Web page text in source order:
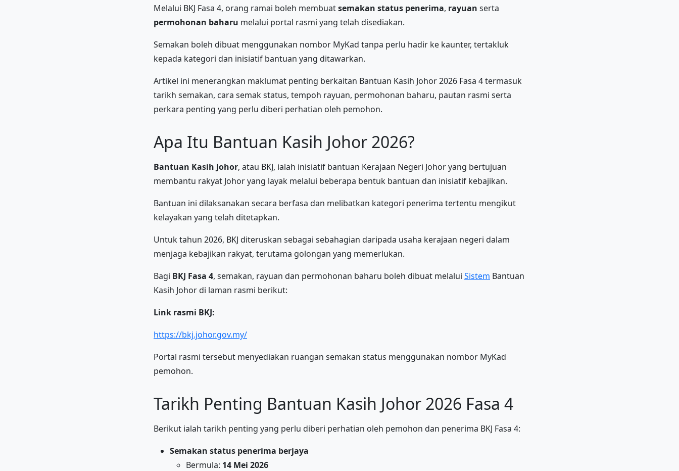
Melalui BKJ Fasa 4, orang ramai boleh membuatsemakan status penerima, rayuan serta
permohonan baharu melalui portal rasmi yang telah disediakan.
Semakan boleh dibuat menggunakan nombor MyKad tanpa perlu hadir ke kaunter, tertakluk
kepada kategori dan inisiatif bantuan yang ditawarkan.
Artikel ini menerangkan maklumat penting berkaitan Bantuan Kasih Johor 2026 Fasa 4 termasuk
tarikh semakan, cara semak status, tempoh rayuan, permohonan baharu, pautan rasmi serta
perkara penting yang perlu diberi perhatian oleh pemohon.
Apa Itu Bantuan Kasih Johor 2026?
Bantuan Kasih Johor, atau BKJ, ialah inisiatif bantuan Kerajaan Negeri Johor yang bertujuan
membantu rakyat Johor yang layak melalui beberapa bentuk bantuan dan inisiatif kebajikan.
Bantuan ini dilaksanakan secara berfasa dan melibatkan kategori penerima tertentu mengikut
kelayakan yang telah ditetapkan.
Untuk tahun 2026, BKJ diteruskan sebagai sebahagian daripada usaha kerajaan negeri dalam
menjaga kebajikan rakyat, terutama golongan yang memerlukan.
Bagi BKJ Fasa 4, semakan, rayuan dan permohonan baharu boleh dibuat melalui Sistem Bantuan
Kasih Johor di laman rasmi berikut:
Link rasmi BKJ:
https://bkj.johor.gov.my/
Portal rasmi tersebut menyediakan ruangan semakan status menggunakan nombor MyKad
pemohon.
Tarikh Penting Bantuan Kasih Johor 2026 Fasa 4
Berikut ialah tarikh penting yang perlu diberi perhatian oleh pemohon dan penerima BKJ Fasa 4:
Semakan status penerima berjaya
Bermula: 14 Mei 2026